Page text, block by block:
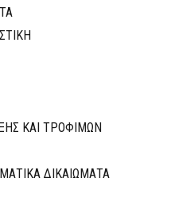
ΚΑΙ ΤΡΟΦΙΜΩΝ
ΔΙΚΑΙΩΜΑΤΑ